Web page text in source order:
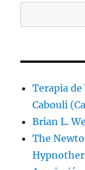
Terapia de
Cabouli
Brian L.
The